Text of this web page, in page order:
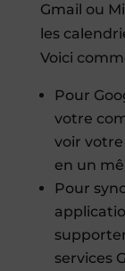
Gmail ou
les
Voici
Pour
votre
voir
en un
Pour
services